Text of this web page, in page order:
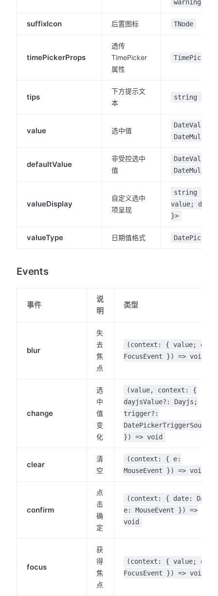
warning
suffixIcon 后置图标 TNode
timePickerProps
透传
TimePicker
属性
tips
下方提示文
本
string |
value 选中值
DateValue
defaultValue
非受控选中
值
DateValue
valueDisplay
自定义选中
项呈现
string |
value;
}>
valueType 日期值格式
Events
事件
说
明
类型
blur
失
去
焦
点
(context: { value; e:
FocusEvent }) => void
change
选
中
值
变
化
(value, context: {
dayjsValue?: Dayjs;
trigger?:
DatePickerTriggerSource
}) => void
clear
清
空
(context: { e:
MouseEvent }) => void
confirm
点
击
确
定
(context: { date: Date;
e: MouseEvent }) =>
void
focus
获
得
焦
点
(context: { value; e:
FocusEvent }) => void